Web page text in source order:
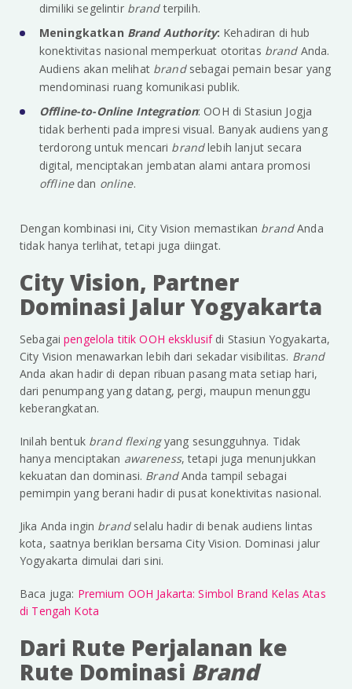
dimiliki segelintir brandterpilih.
Meningkatkan Brand Authority: Kehadiran di hub
konektivitas nasional memperkuat otoritas brand Anda.
Audiens akan melihat brand sebagai pemain besar yang
mendominasi ruang komunikasi publik.
Offline-to-Online Integration: OOH di Stasiun Jogja
tidak berhenti pada impresi visual. Banyak audiens yang
terdorong untuk mencari brandlebih lanjut secara
digital, menciptakan jembatan alami antara promosi
offline dan online.
Dengan kombinasi ini, City Vision memastikan brandAnda
tidak hanya terlihat, tetapi juga diingat.
City Vision, Partner
Dominasi Jalur Yogyakarta
Sebagaipengelola titik OOH eksklusifdi Stasiun Yogyakarta,
City Vision menawarkan lebih dari sekadar visibilitas. Brand
Anda akan hadir di depan ribuan pasang mata setiap hari,
dari penumpang yang datang, pergi, maupun menunggu
keberangkatan.
Inilah bentuk brand flexingyang sesungguhnya. Tidak
hanya menciptakan awareness, tetapi juga menunjukkan
kekuatan dan dominasi. BrandAnda tampil sebagai
pemimpin yang berani hadir di pusat konektivitas nasional.
Jika Anda ingin brand selalu hadir di benak audiens lintas
kota, saatnya beriklan bersama City Vision. Dominasi jalur
Yogyakarta dimulai dari sini.
Baca juga: Premium OOH Jakarta: Simbol Brand Kelas Atas
di Tengah Kota
Dari Rute Perjalanan ke
Rute Dominasi Brand